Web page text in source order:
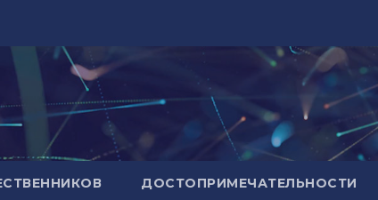
ДОСТОПРИМЕЧАТЕЛЬНОСТИ